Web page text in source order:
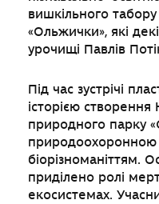
вишкільного
«Ольжички», які
урочищі Павлів
Під час зустрічі
історією створення
природного парку
природоохоронною
біорізноманіттям.
приділено ролі
екосистемах.